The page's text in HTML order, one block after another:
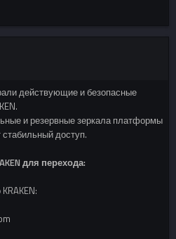
действующие и безопасные
и резервные зеркала платформы
стабильный доступ.
для перехода: